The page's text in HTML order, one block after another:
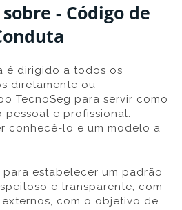
- Código de
é dirigido a todos os
diretamente ou
TecnoSeg para servir como
pessoal e profissional.
conhecê-lo e um modelo a
estabelecer um padrão
e transparente, com
com o objetivo de